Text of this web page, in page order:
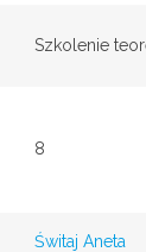
Szkolenie
8
Świtaj Aneta